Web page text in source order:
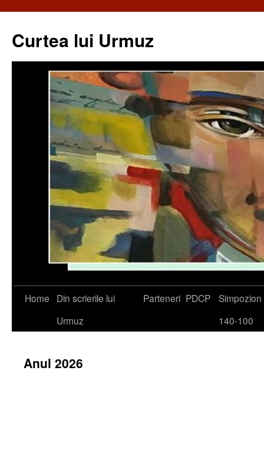
Curtea lui Urmuz
Skip
Home
Din scrierile lui
Urmuz
Parteneri PDCP
140-100
Anul 2026